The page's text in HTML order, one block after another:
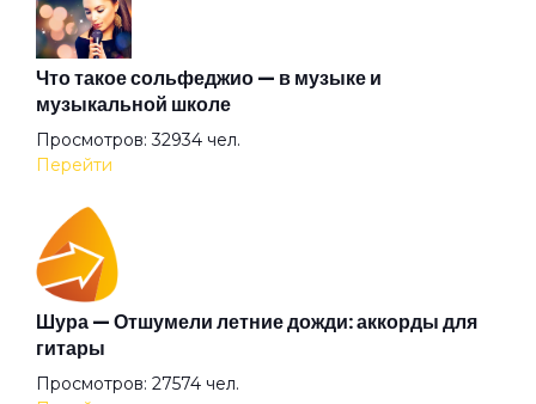
Мальчик взял гитару
Мария
Милый доктор
Несоответствия
Новая тема для рок-н-ролла
Что такое сольфеджио — в музыке и
музыкальной школе
Просмотров: 32934 чел.
Перейти
Шура — Отшумели летние дожди: аккорды для
гитары
Просмотров: 27574 чел.